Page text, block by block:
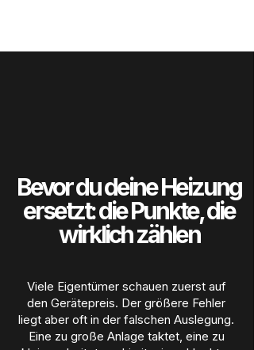
Bevor du deine Heizung
ersetzt: die Punkte, die
wirklich zählen
Viele Eigentümer schauen zuerst auf
den Gerätepreis. Der größere Fehler
liegt aber oft in der falschen Auslegung.
Eine zu große Anlage taktet, eine zu